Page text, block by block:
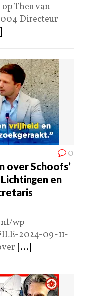
Theo van
Directeur
0
over Schoofs’
en
wp-
2024-09-11-
[...]